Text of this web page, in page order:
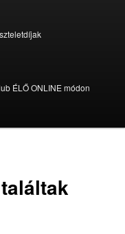
ÉLŐ ONLINE módon